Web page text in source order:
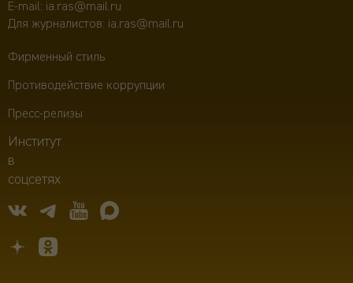
E-mail: ia.ras@mail.ru
Для журналистов: ia.ras@mail.ru
Фирменный стиль
Противодействие коррупции
Пресс-релизы
Институт
в
соцсетях